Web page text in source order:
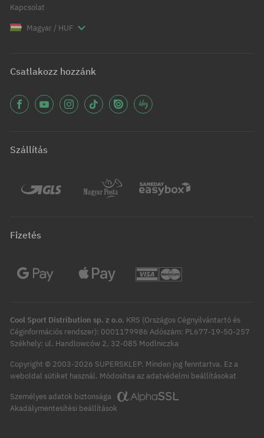
Kapcsolat
Magyar / HUF
Csatlakozz hozzánk
Szállítás
Fizetés
Cool Sport Distribution sp. z o.o. KRS (Országos Cégnyilvántartó és
Céginformációs rendszer): 0001179986 Adószám: PL677-19-50-257
Székhely: ul. Handlowców 2, 32-085 Modlniczka
Copyright © 2003-2026 SUPERSKLEP. Minden jog fenntartva. Ez a
weboldal sütiket használ. Módosítsa az adatvédelmi beállításokat
Személyes adatok biztonsága
Akadálymentesítési beállítások